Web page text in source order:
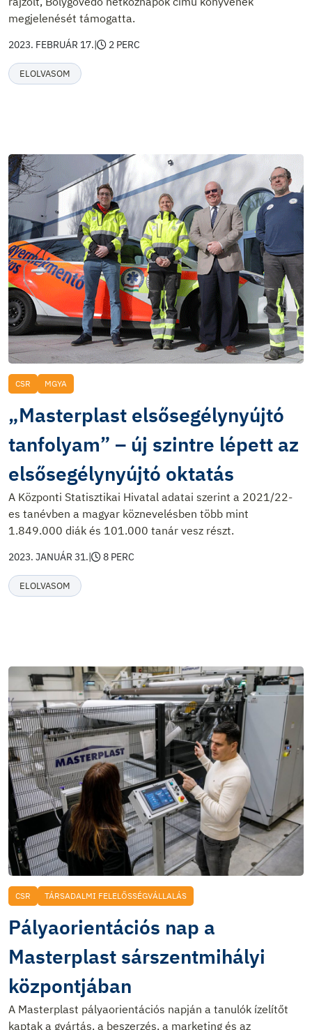
megjelenését támogatta.
2023. FEBRUÁR 17.| 2 PERC
ELOLVASOM
CSR MGYA
„Masterplast elsősegélynyújtó
tanfolyam” – új szintre lépett az
elsősegélynyújtó oktatás
A Központi Statisztikai Hivatal adatai szerint a 2021/22-
es tanévben a magyar köznevelésben több mint
1.849.000 diák és 101.000 tanár vesz részt.
2023. JANUÁR 31.| 8 PERC
ELOLVASOM
CSR TÁRSADALMI FELELŐSSÉGVÁLLALÁS
Pályaorientációs nap a
Masterplast sárszentmihályi
központjában
A Masterplast pályaorientációs napján a tanulók ízelítőt
kaptak a gyártás, a beszerzés, a marketing és az